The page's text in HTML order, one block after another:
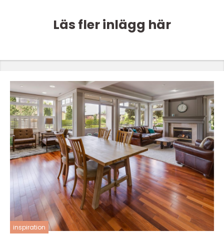
Läs fler inlägg här
inspiration